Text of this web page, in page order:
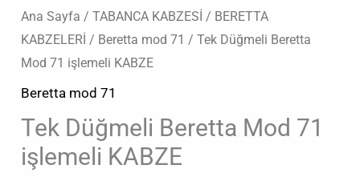
Ana Sayfa /TABANCA KABZESİ / BERETTA
KABZELERİ / Beretta mod 71 / Tek Düğmeli Beretta
Mod 71 işlemeli KABZE
Beretta mod 71
Tek Düğmeli Beretta Mod 71
işlemeli KABZE